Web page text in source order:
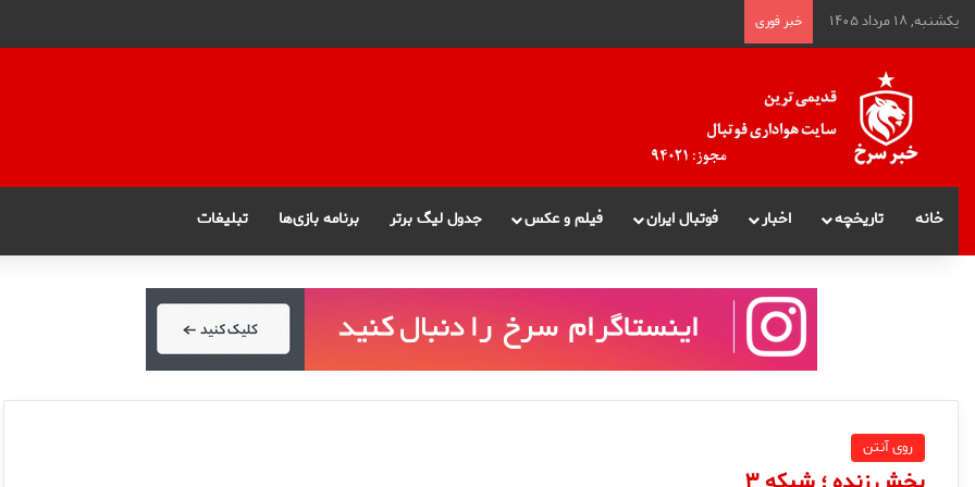
یکشنبه, ۱۸ مرداد ۱۴۰۵ خبر فوری
خانه تاریخچه اخبار فوتبال ایران فیلم و عکس جدول لیگ برتر برنامه بازی‌ها تبلیغات
روی آنتن